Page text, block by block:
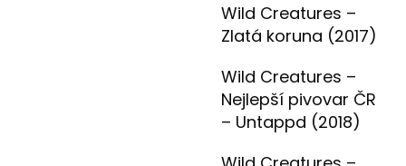
Wild Creatures –
Zlatá koruna (2017)
Wild Creatures –
Nejlepší pivovar ČR
– Untappd (2018)